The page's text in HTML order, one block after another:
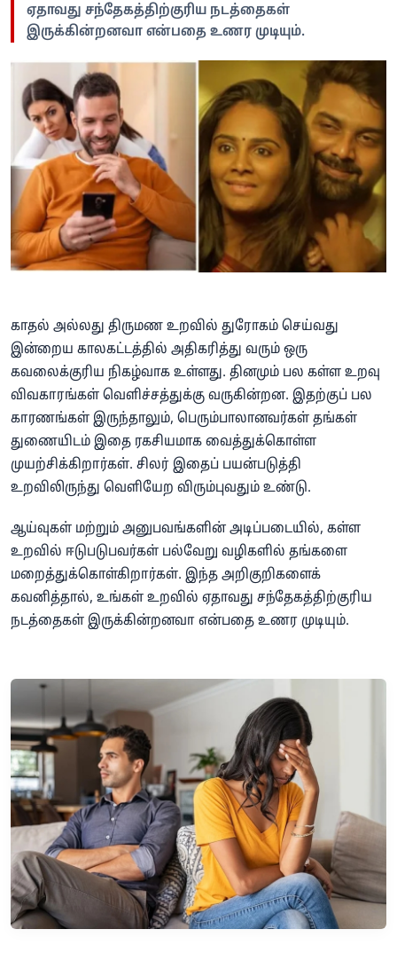
ஏதாவது சந்தேகத்திற்குரிய நடத்தைகள்
இருக்கின்றனவா என்பதை உணர முடியும்.
காதல் அல்லது திருமண உறவில் துரோகம் செய்வது
இன்றைய காலகட்டத்தில் அதிகரித்து வரும் ஒரு
கவலைக்குரிய நிகழ்வாக உள்ளது. தினமும் பல கள்ள உறவு
விவகாரங்கள் வெளிச்சத்துக்கு வருகின்றன. இதற்குப் பல
காரணங்கள் இருந்தாலும், பெரும்பாலானவர்கள் தங்கள்
துணையிடம் இதை ரகசியமாக வைத்துக்கொள்ள
முயற்சிக்கிறார்கள். சிலர் இதைப் பயன்படுத்தி
உறவிலிருந்து வெளியேற விரும்புவதும் உண்டு.
ஆய்வுகள் மற்றும் அனுபவங்களின் அடிப்படையில், கள்ள
உறவில் ஈடுபடுபவர்கள் பல்வேறு வழிகளில் தங்களை
மறைத்துக்கொள்கிறார்கள். இந்த அறிகுறிகளைக்
கவனித்தால், உங்கள் உறவில் ஏதாவது சந்தேகத்திற்குரிய
நடத்தைகள் இருக்கின்றனவா என்பதை உணர முடியும்.